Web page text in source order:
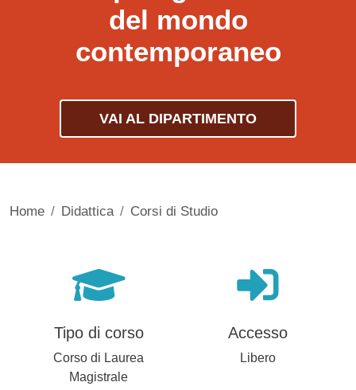
del mondo
contemporaneo
VAI AL DIPARTIMENTO
Home Didattica Corsi di Studio
Tipo di corso
Corso di Laurea
Magistrale
Accesso
Libero